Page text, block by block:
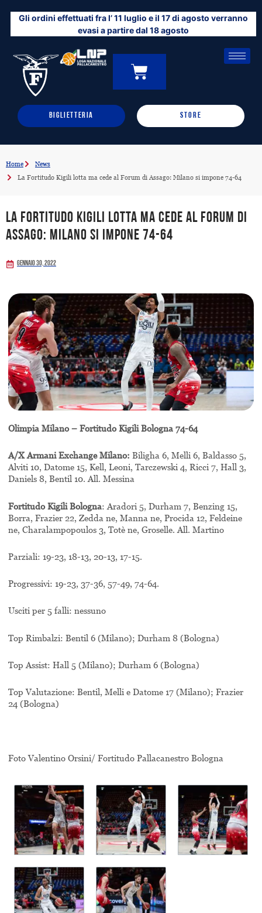
contenuto
Gli ordini effettuati fra l’ 11 luglio e il 17 di agosto verranno
evasi a partire dal 18 agosto
0
CARRELLO
BIGLIETTERIA STORE
Home
News
La Fortitudo Kigili lotta ma cede al Forum di Assago: Milano si impone 74-64
La Fortitudo Kigili lotta ma cede al Forum di
Assago: Milano si impone 74-64
Gennaio 30, 2022
Olimpia Milano – Fortitudo Kigili Bologna 74-64
A/X Armani Exchange Milano: Biligha 6, Melli 6, Baldasso 5,
Alviti 10, Datome 15, Kell, Leoni, Tarczewski 4, Ricci 7, Hall 3,
Daniels 8, Bentil 10. All. Messina
Fortitudo Kigili Bologna: Aradori 5, Durham 7, Benzing 15,
Borra, Frazier 22, Zedda ne, Manna ne, Procida 12, Feldeine
ne, Charalampopoulos 3, Totè ne, Groselle. All. Martino
Parziali: 19-23, 18-13, 20-13, 17-15.
Progressivi: 19-23, 37-36, 57-49, 74-64.
Usciti per 5 falli: nessuno
Top Rimbalzi: Bentil 6 (Milano); Durham 8 (Bologna)
Top Assist: Hall 5 (Milano); Durham 6 (Bologna)
Top Valutazione: Bentil, Melli e Datome 17 (Milano); Frazier
24 (Bologna)
Foto Valentino Orsini/ Fortitudo Pallacanestro Bologna